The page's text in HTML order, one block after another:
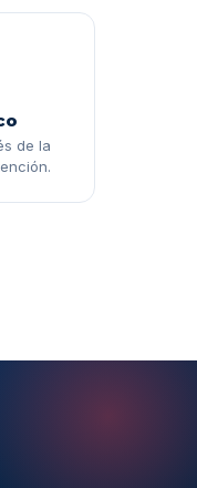
de la